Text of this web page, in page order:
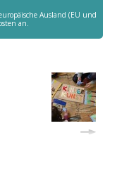
Ausland (EU und
an.